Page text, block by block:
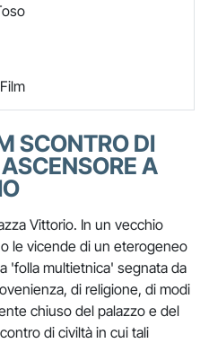
SCONTRO DI
A
Vittorio. In un vecchio
le vicende di un eterogeneo
'folla multietnica' segnata da
di religione, di modi
chiuso del palazzo e del
di civiltà in cui tali